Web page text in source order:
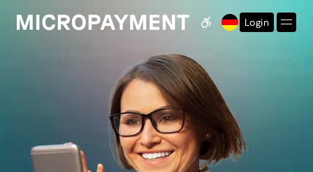
Barrierefreiheits-
Login